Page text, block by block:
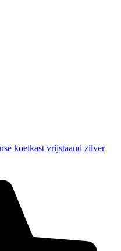
koelkast vrijstaand zilver